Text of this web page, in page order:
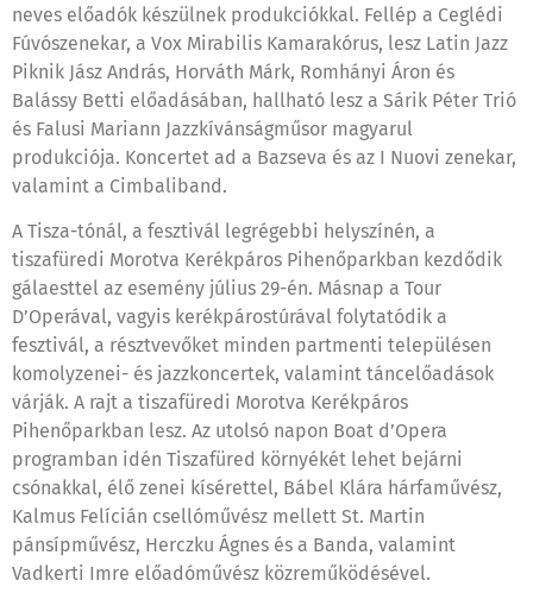
neves előadók készülnek produkciókkal. Fellép a Ceglédi
Fúvószenekar, a Vox Mirabilis Kamarakórus, lesz Latin Jazz
Piknik Jász András, Horváth Márk, Romhányi Áron és
Balássy Betti előadásában, hallható lesz a Sárik Péter Trió
és Falusi Mariann Jazzkívánságműsor magyarul
produkciója. Koncertet ad a Bazseva és az I Nuovi zenekar,
valamint a Cimbaliband.
A Tisza-tónál, a fesztivál legrégebbi helyszínén, a
tiszafüredi Morotva Kerékpáros Pihenőparkban kezdődik
gálaesttel az esemény július 29-én. Másnap a Tour
D’Operával, vagyis kerékpárostúrával folytatódik a
fesztivál, a résztvevőket minden partmenti településen
komolyzenei- és jazzkoncertek, valamint táncelőadások
várják. A rajt a tiszafüredi Morotva Kerékpáros
Pihenőparkban lesz. Az utolsó napon Boat d’Opera
programban idén Tiszafüred környékét lehet bejárni
csónakkal, élő zenei kísérettel, Bábel Klára hárfaművész,
Kalmus Felícián csellóművész mellett St. Martin
pánsípművész, Herczku Ágnes és a Banda, valamint
Vadkerti Imre előadóművész közreműködésével.